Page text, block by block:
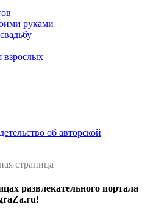
руками
взрослых
об авторской
страница
развлекательного портала